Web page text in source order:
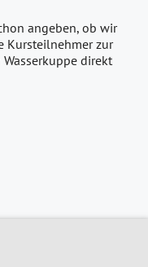
angeben, ob wir
Kursteilnehmer zur
direkt